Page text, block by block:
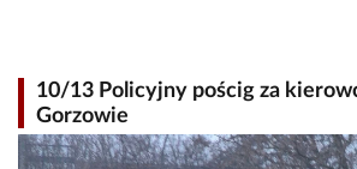
10/13 Policyjny pościg za
Gorzowie